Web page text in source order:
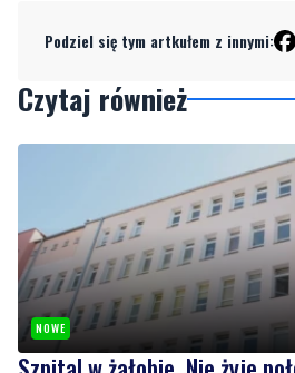
Czytaj również
NOWE
Szpital w żałobie. Nie żyje
Ginekologiczno-Położniczego